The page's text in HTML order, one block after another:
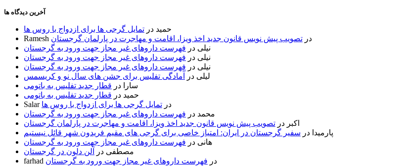
آخرین دیدگاه ها
حمید در تمایل گرجی ها برای ازدواج با روس ها
Ramesh
در تصویب پیش نویس قانون جدید اخذ ویزا، اقامت و مهاجرت در پارلمان گرجستان
نیلی در فهرست داروهای غیر مجاز جهت ورود به گرجستان
نیلی در فهرست داروهای غیر مجاز جهت ورود به گرجستان
نیلی در فهرست داروهای غیر مجاز جهت ورود به گرجستان
لیلی در
آمادگی تفلیس برای جشن های سال نو و کریسمس
سارا
در قطار جدید تفلیس به باتومی
حمید در قطار جدید تفلیس به باتومی
Salar
در تمایل گرجی ها برای ازدواج با روس ها
محمد در فهرست داروهای غیر مجاز جهت ورود به گرجستان
اکبر در تصویب پیش نویس قانون جدید اخذ ویزا، اقامت و مهاجرت در پارلمان گرجستان
پارمیدا در سفیر گرجستان در ایران: امتیاز خاصی برای گرجی های مقیم فریدون شهر قائل نیستیم
هانی در فهرست داروهای غیر مجاز جهت ورود به گرجستان
مصطفی در
آلن دلون در گرجستان
farhad
در فهرست داروهای غیر مجاز جهت ورود به گرجستان